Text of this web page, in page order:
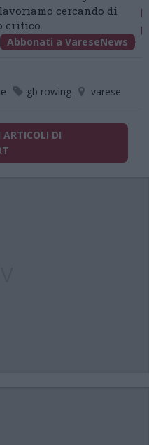
cercando di
critico.
Abbonati a VareseNews
gb rowing varese
ARTICOLI DI